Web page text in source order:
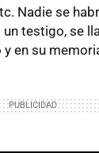
Nadie se
testigo, se
en su